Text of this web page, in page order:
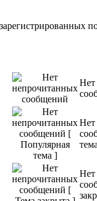
Нет
Нет
Нет